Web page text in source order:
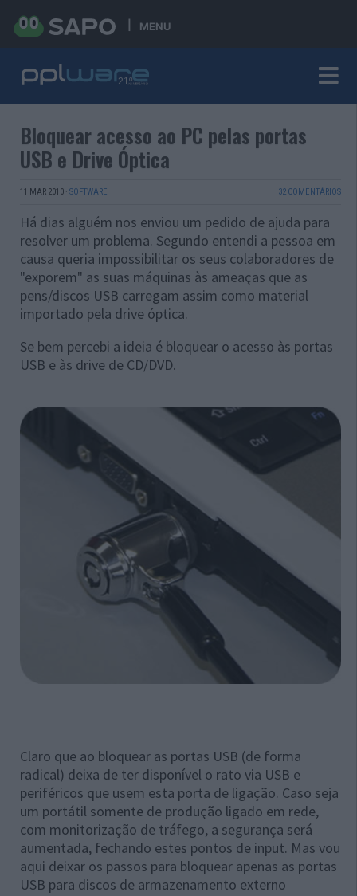
MENU
Bloquear acesso ao PC pelas portas
USB e Drive Óptica
11 MAR 2010 · SOFTWARE 32 COMENTÁRIOS
Há dias alguém nos enviou um pedido de ajuda para
resolver um problema. Segundo entendi a pessoa em
causa queria impossibilitar os seus colaboradores de
"exporem" as suas máquinas às ameaças que as
pens/discos USB carregam assim como material
importado pela drive óptica.
Se bem percebi a ideia é bloquear o acesso às portas
USB e às drive de CD/DVD.
Claro que ao bloquear as portas USB (de forma
radical) deixa de ter disponível o rato via USB e
periféricos que usem esta porta de ligação. Caso seja
um portátil somente de produção ligado em rede,
com monitorização de tráfego, a segurança será
aumentada, fechando estes pontos de input. Mas vou
aqui deixar os passos para bloquear apenas as portas
USB para discos de armazenamento externo